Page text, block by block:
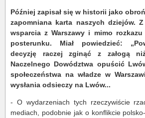
Później zapisał się w historii jako
zapomniana karta naszych dziejów. Z
wsparcia z Warszawy i mimo
posterunku. Miał powiedzieć:
decyzję raczej zginąć z załogą
Naczelnego Dowództwa opuścić
społeczeństwa na władze w
wysłania odsieczy na Lwów...
- O wydarzeniach tych rzeczywiście
mediach, podobnie jak o konflikcie